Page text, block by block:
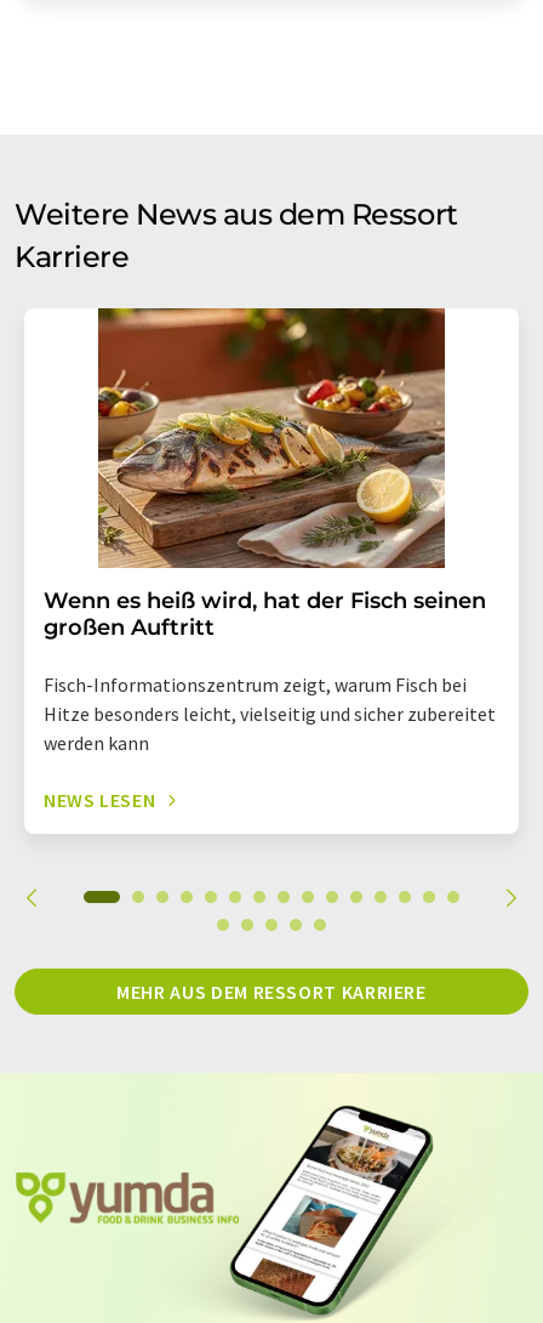
Weitere News aus dem Ressort
Karriere
Wenn es heiß wird, hat der Fisch seinen
großen Auftritt
Fisch-Informationszentrum zeigt, warum Fisch bei
Hitze besonders leicht, vielseitig und sicher zubereitet
werden kann
NEWS LESEN
MEHR AUS DEM RESSORT KARRIERE